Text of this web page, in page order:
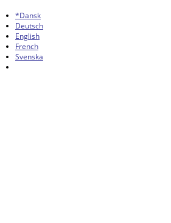
*Dansk
Deutsch
English
French
Svenska